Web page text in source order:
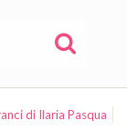
di Ilaria Pasqua